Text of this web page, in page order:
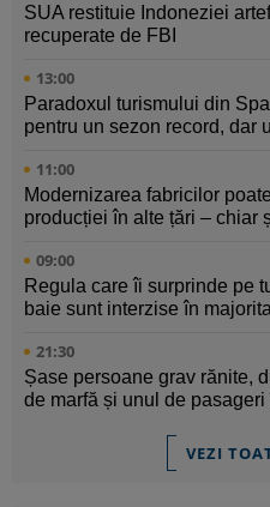
SUA restituie Indoneziei
recuperate de FBI
13:00
Paradoxul turismului din
pentru un sezon record, dar
11:00
Modernizarea fabricilor
producției în alte țări – chiar
09:00
Regula care îi surprinde pe
baie sunt interzise în
21:30
Șase persoane grav rănite,
de marfă și unul de pasageri
VEZI